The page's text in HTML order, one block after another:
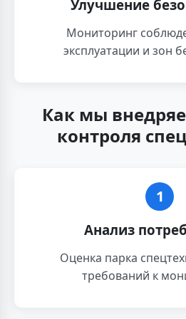
Улучшение
Мониторинг
эксплуатации и зон
Как мы
контроля
1
Анализ
Оценка парка
требований к